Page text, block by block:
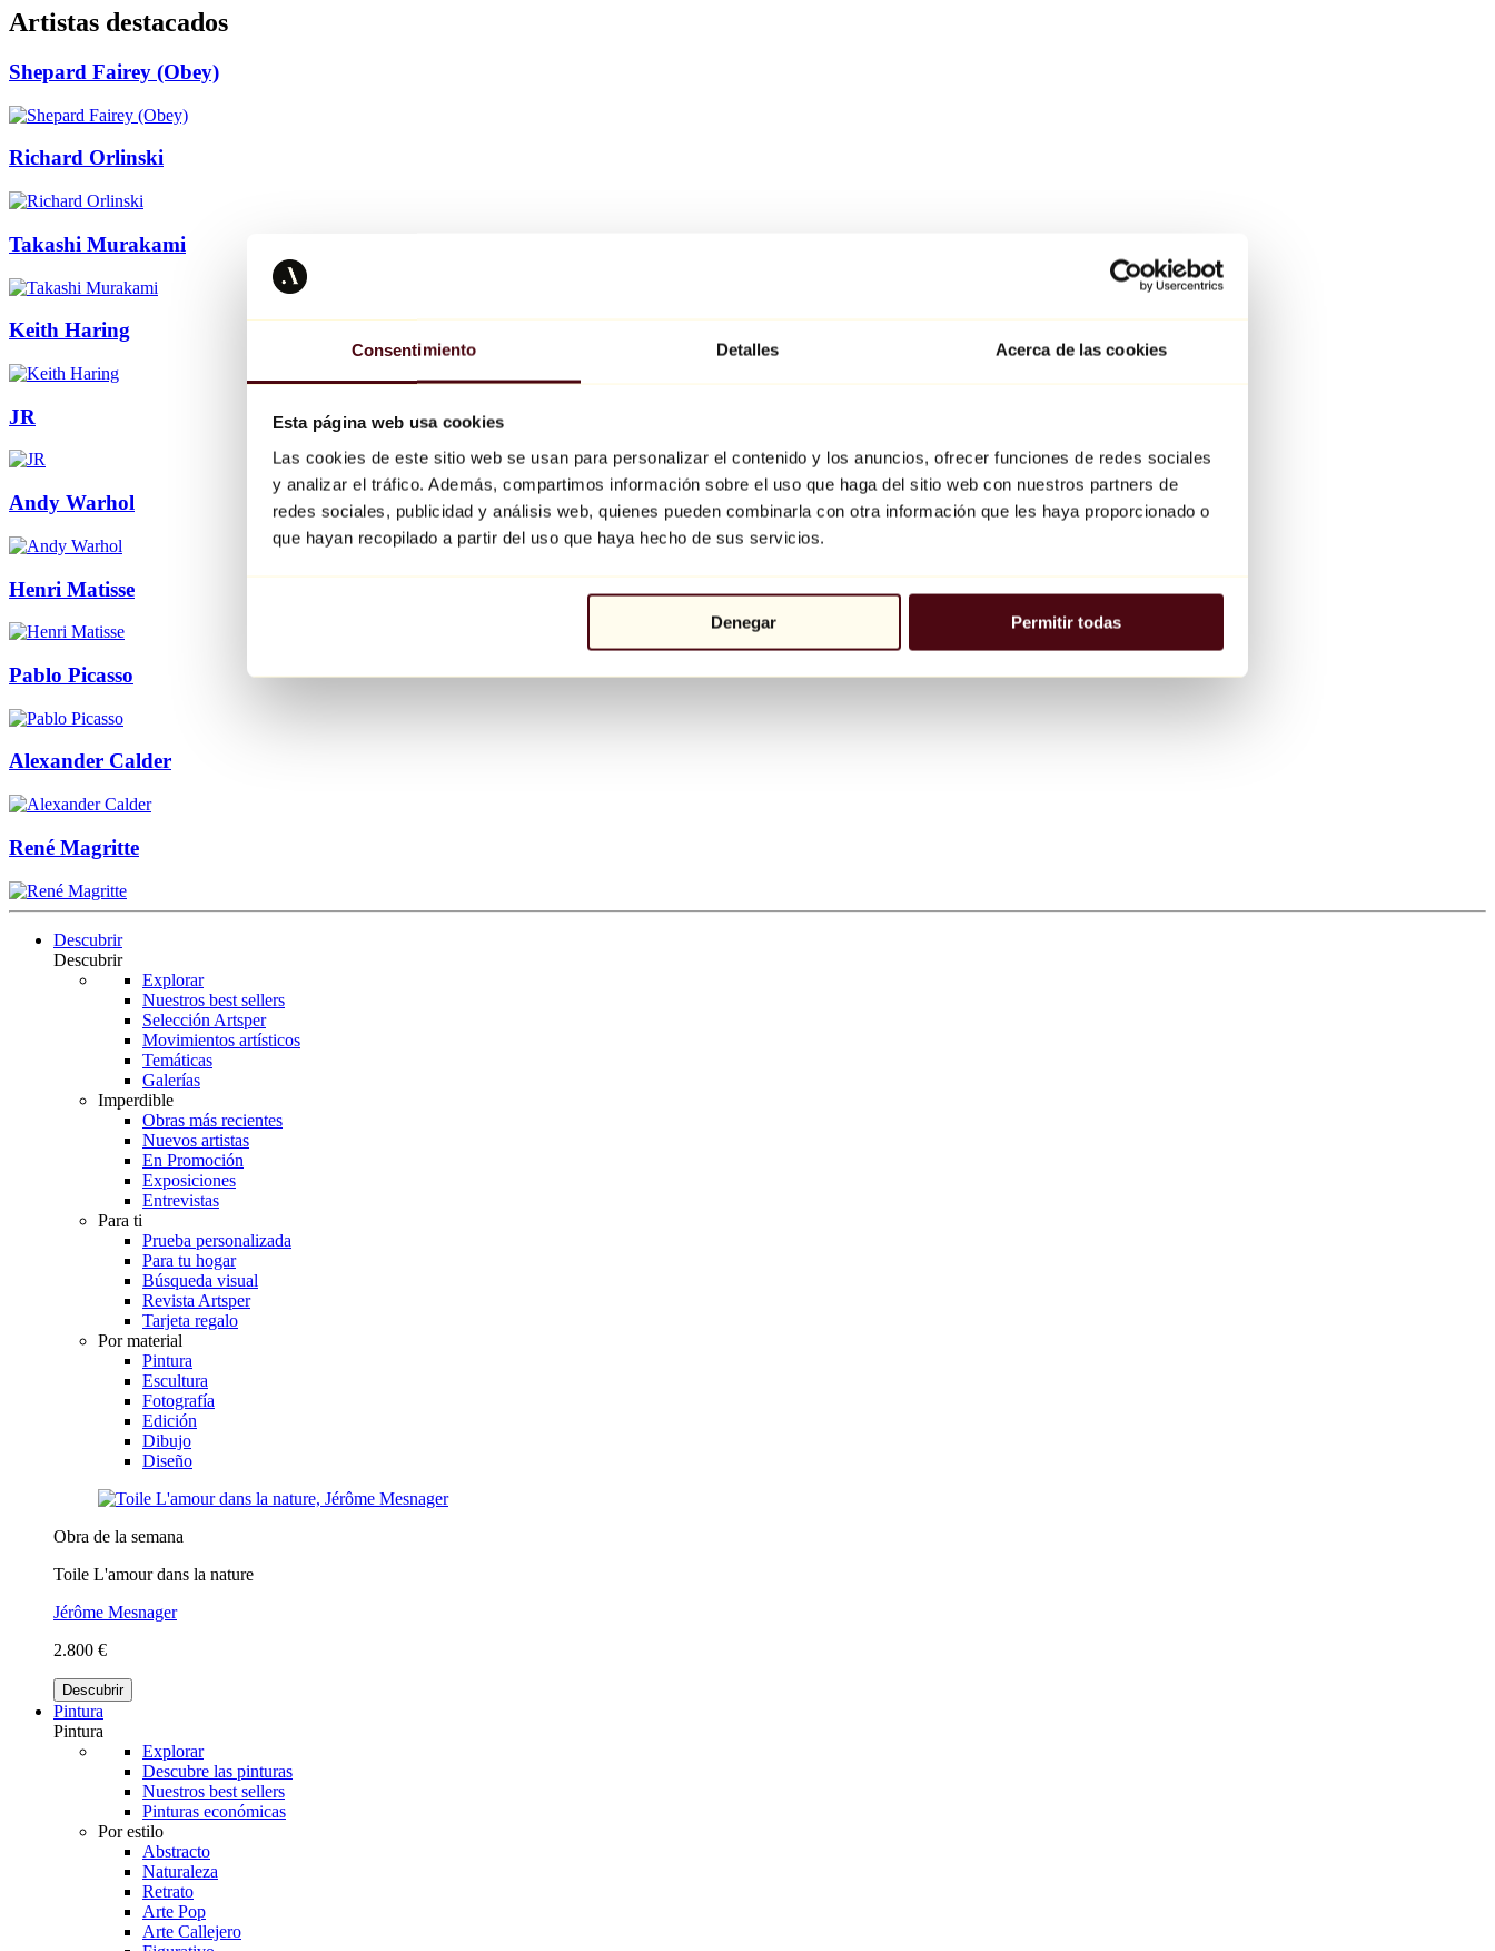
Consentimiento Detalles Acerca de las cookies
Esta página web usa cookies
Las cookies de este sitio web se usan para personalizar el contenido y los anuncios, ofrecer funciones de redes sociales
y analizar el tráfico. Además, compartimos información sobre el uso que haga del sitio web con nuestros partners de
redes sociales, publicidad y análisis web, quienes pueden combinarla con otra información que les haya proporcionado o
que hayan recopilado a partir del uso que haya hecho de sus servicios.
Denegar Permitir todas
Artistas destacados
Shepard Fairey (Obey)
Richard Orlinski
Takashi Murakami
Keith Haring
JR
Andy Warhol
Henri Matisse
Pablo Picasso
Alexander Calder
René Magritte
Descubrir
Descubrir
Explorar
Nuestros best sellers
Selección Artsper
Movimientos artísticos
Temáticas
Galerías
Imperdible
Obras más recientes
Nuevos artistas
En Promoción
Exposiciones
Entrevistas
Para ti
Prueba personalizada
Para tu hogar
Búsqueda visual
Revista Artsper
Tarjeta regalo
Por material
Pintura
Escultura
Fotografía
Edición
Dibujo
Diseño
Obra de la semana
Toile L'amour dans la nature
Jérôme Mesnager
2.800 €
Descubrir
Pintura
Pintura
Explorar
Descubre las pinturas
Nuestros best sellers
Pinturas económicas
Por estilo
Abstracto
Naturaleza
Retrato
Arte Pop
Arte Callejero